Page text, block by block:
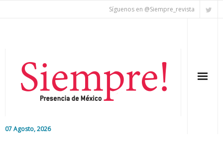
Síguenos en @Siempre_revista
07 Agosto, 2026